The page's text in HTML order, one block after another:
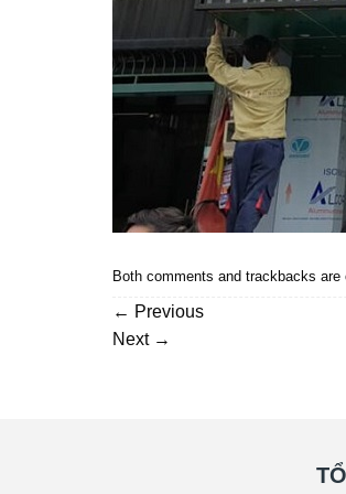
Both comments and trackbacks are
← Previous
Next →